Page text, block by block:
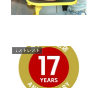
リストレスト